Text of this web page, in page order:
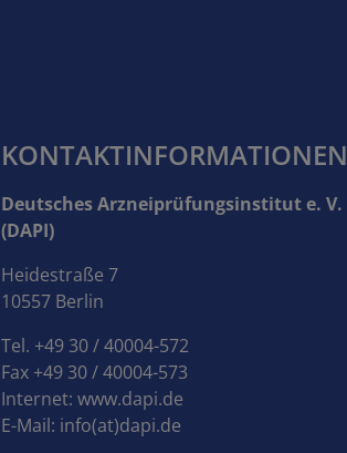
KONTAKTINFORMATIONEN
Deutsches Arzneiprüfungsinstitut e. V.
(DAPI)
Heidestraße 7
10557 Berlin
Tel. +49 30 / 40004-572
Fax +49 30 / 40004-573
Internet: www.dapi.de
E-Mail: info(at)dapi.de